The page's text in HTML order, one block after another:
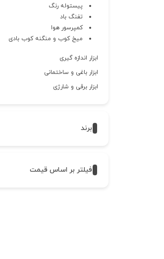
ابزار اندازه گیری
پیستوله رنگ
تفنگ باد
کمپرسور هوا
میخ کوب و منگنه کوب بادی
ابزار باغی و ساختمانی
ابزار برقی و شارژی
تجهیزات ایمنی
برند
فیلتر بر اساس قیمت